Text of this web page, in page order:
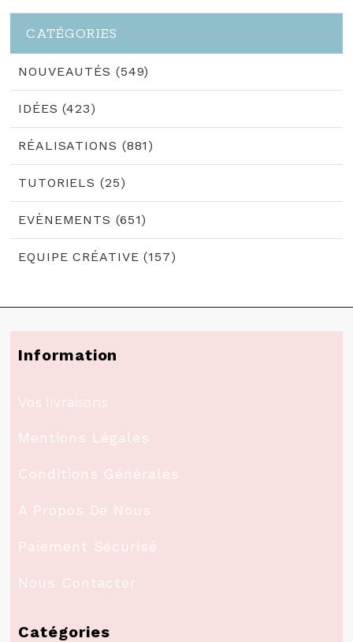
CATÉGORIES
NOUVEAUTÉS (549)
IDÉES (423)
RÉALISATIONS (881)
TUTORIELS (25)
EVÈNEMENTS (651)
EQUIPE CRÉATIVE (157)
Information
Vos livraisons
Mentions Légales
Conditions Générales
A Propos De Nous
Paiement Sécurisé
Nous Contacter
Catégories